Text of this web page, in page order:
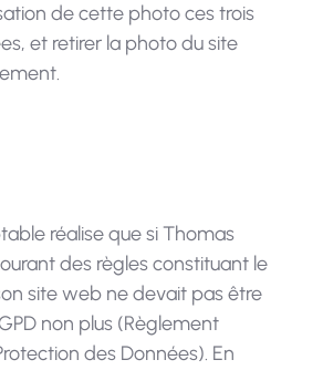
de cette photo ces trois
et retirer la photo du site
réalise que si Thomas
des règles constituant le
site web ne devait pas être
non plus (Règlement
des Données). En